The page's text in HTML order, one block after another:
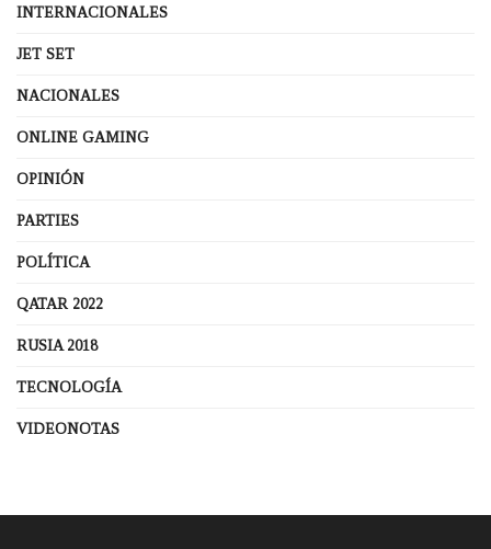
INTERNACIONALES
JET SET
NACIONALES
ONLINE GAMING
OPINIÓN
PARTIES
POLÍTICA
QATAR 2022
RUSIA 2018
TECNOLOGÍA
VIDEONOTAS